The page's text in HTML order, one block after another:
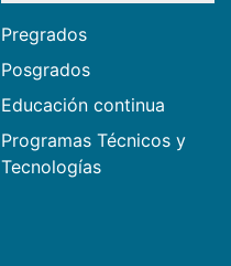
Pregrados
Posgrados
Educación continua
Programas Técnicos y
Tecnologías